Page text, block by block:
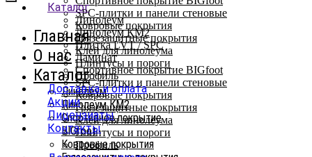
SPC-плитки и панели стеновые
Ковровые покрытия
Грязезащитные покрытия
Клей для линолеума
Плинтусы и пороги
Профиль
Доставка и оплата
Акции
Лицензиаты
Контакты
Каталог
Линолеум
Линолеум КМ2
Плитка LVT / SPC
Ламинат
Спортивное покрытие BIGfoot
SPC-плитки и панели стеновые
Ковровые покрытия
Грязезащитные покрытия
Клей для линолеума
Плинтусы и пороги
Профиль
Главная
О нас
Каталог
Линолеум
Линолеум КМ2
Спортивное покрытие
BIGfoot
Ковровые покрытия